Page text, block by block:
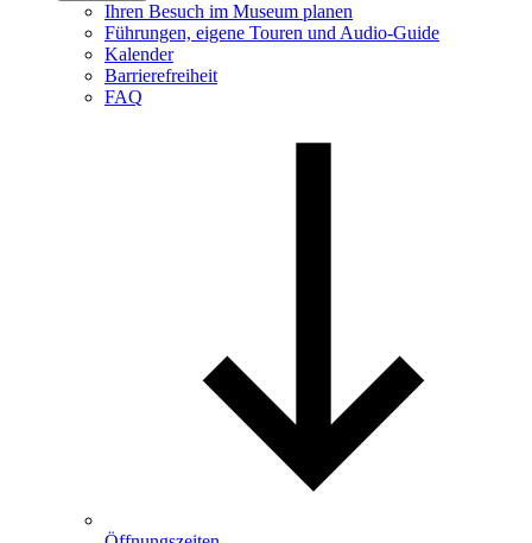
Ihren Besuch im Museum planen
Führungen, eigene Touren und Audio-Guide
Kalender
Barrierefreiheit
FAQ